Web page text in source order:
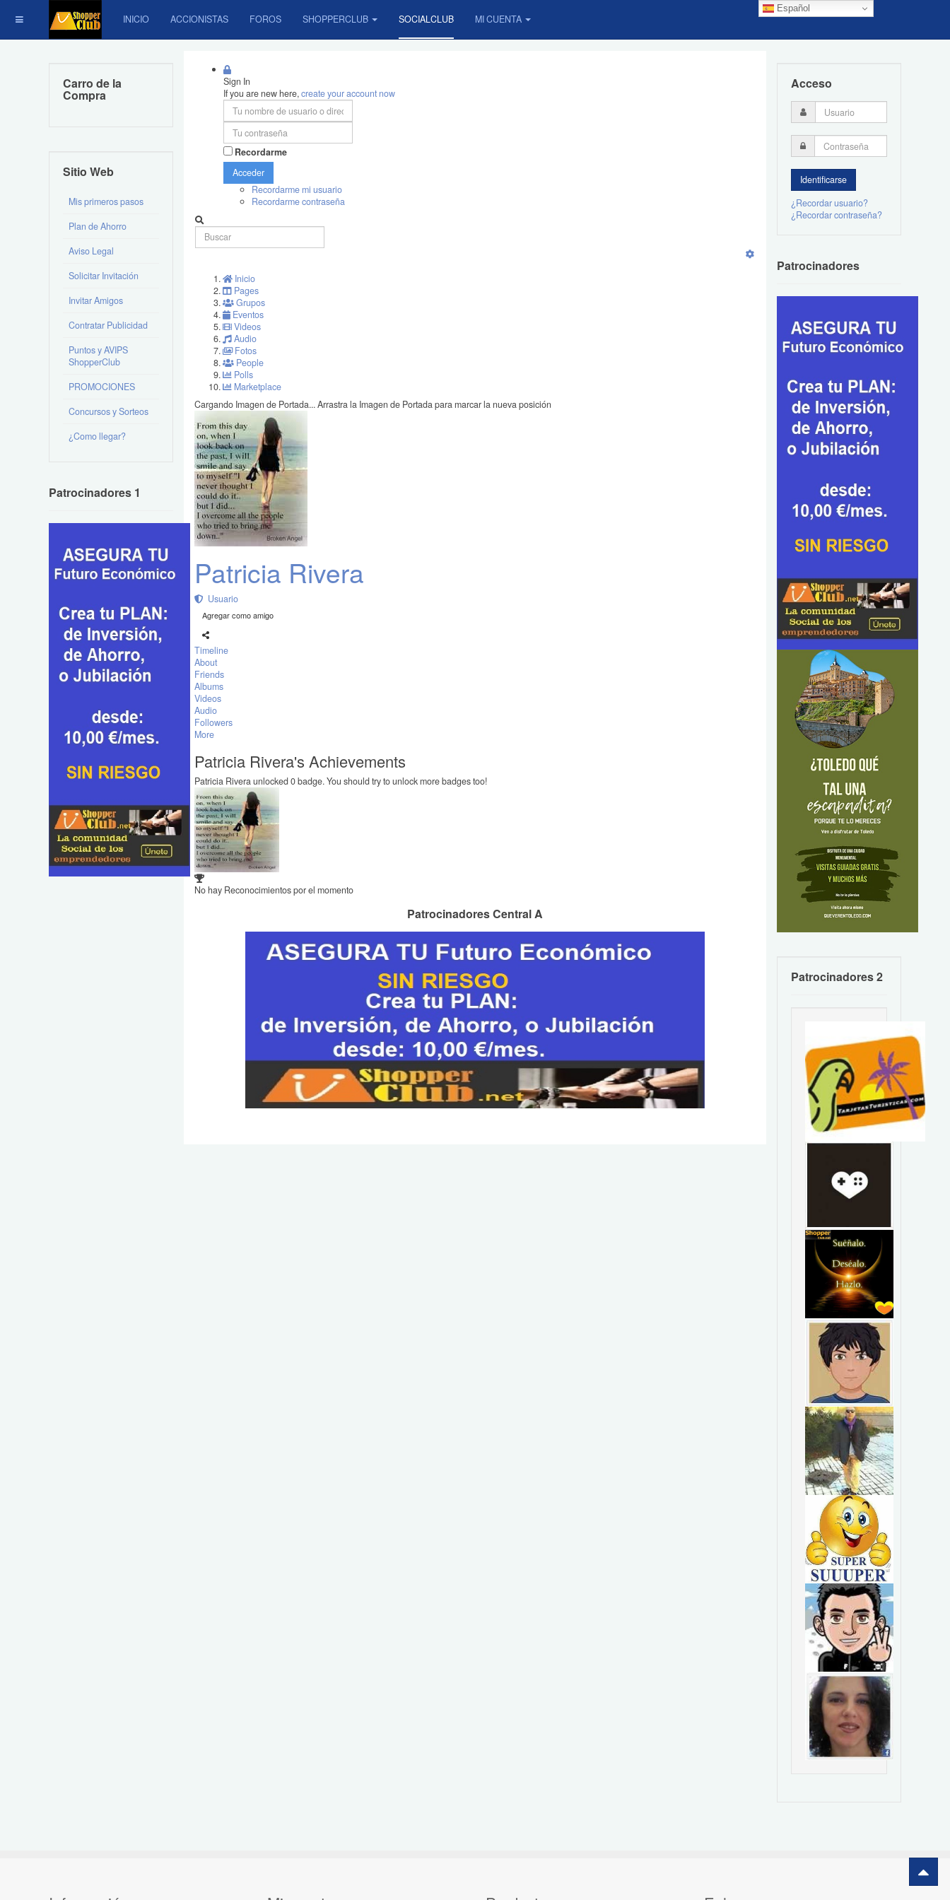
Español
INICIO ACCIONISTAS FOROS SHOPPERCLUB SOCIALCLUB MI CUENTA
Sign In
If you are new here,create your account now
Recordarme
Acceder
Recordarme mi usuario
Recordarme contraseña
Inicio
Pages
Grupos
Eventos
Videos
Audio
Fotos
People
Polls
Marketplace
Cargando Imagen de Portada...Arrastra la Imagen de Portada para marcar la nueva posición
Patricia Rivera
Usuario
Agregar como amigo
Timeline
About
Friends
Albums
Videos
Audio
Followers
More
Patricia Rivera's Achievements
Patricia Rivera unlocked 0 badge. You should try to unlock more badges too!
No hay Reconocimientos por el momento
Patrocinadores Central A
Carro de la
Compra
Sitio Web
Mis primeros pasos
Plan de Ahorro
Aviso Legal
Solicitar Invitación
Invitar Amigos
Contratar Publicidad
Puntos y AVIPS
ShopperClub
PROMOCIONES
Concursos y Sorteos
¿Como llegar?
Patrocinadores 1
Acceso
¿Recordar usuario?
¿Recordar contraseña?
Patrocinadores
Patrocinadores 2